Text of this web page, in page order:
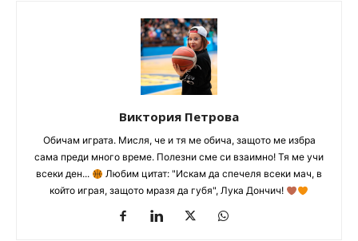
Виктория Петрова
Обичам играта. Мисля, че и тя ме обича, защото ме избра
сама преди много време. Полезни сме си взаимно! Тя ме учи
всеки ден...
Любим цитат: "Искам да спечеля всеки мач, в
който играя, защото мразя да губя", Лука Дончич!